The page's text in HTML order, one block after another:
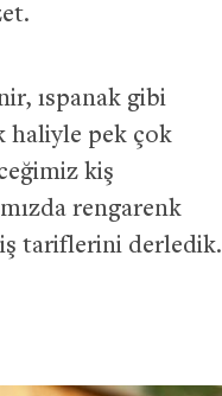
ıspanak gibi
haliyle pek çok
kiş
rengarenk
tariflerini derledik.